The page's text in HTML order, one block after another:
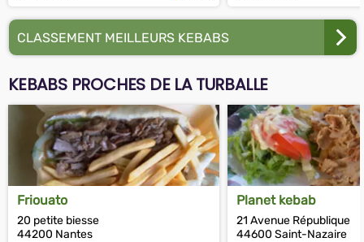
CLASSEMENT MEILLEURS KEBABS
KEBABS PROCHES DE LA TURBALLE
Friouato
20 petite biesse
44200 Nantes
Planet kebab
21 Avenue République
44600 Saint-Nazaire